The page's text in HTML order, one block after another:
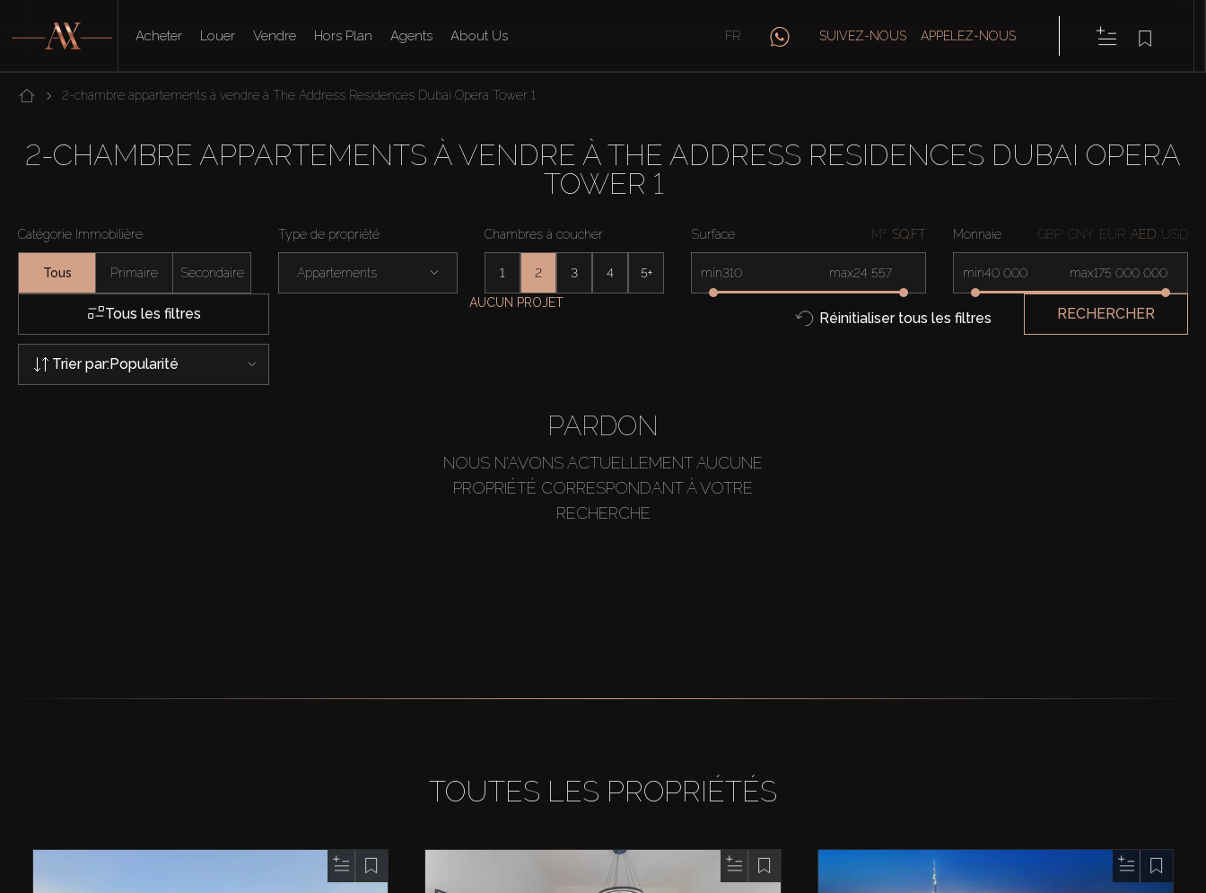
Acheter Louer Vendre Hors Plan Agents About Us FR SUIVEZ-NOUS APPELEZ-NOUS
2-chambre appartements à vendre à The Address Residences Dubai Opera Tower 1
2-CHAMBRE APPARTEMENTS À VENDRE À THE ADDRESS RESIDENCES DUBAI OPERA
TOWER 1
Catégorie Immobilière
Tous Primaire Secondaire
Type de propriété
Appartements
Chambres à coucher
1 2 3 4 5+
Surface M² SQ.FT
min max
Monnaie GBP CNY EUR AED USD
min max
Tous les filtres
AUCUN PROJET
Réinitialiser tous les filtres RECHERCHER
Trier par:Popularité
PARDON
NOUS N'AVONS ACTUELLEMENT AUCUNE
PROPRIÉTÉ CORRESPONDANT À VOTRE
RECHERCHE
TOUTES LES PROPRIÉTÉS